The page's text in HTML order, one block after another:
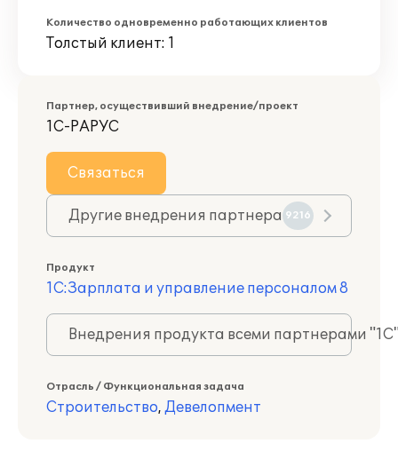
Количество одновременно работающих клиентов
Толстый клиент: 1
Партнер, осуществивший внедрение/проект
1С-РАРУС
Связаться
Другие внедрения партнера 9216
Продукт
1С:Зарплата и управление персоналом 8
Внедрения продукта всеми партнерами
Отрасль / Функциональная задача
Строительство, Девелопмент